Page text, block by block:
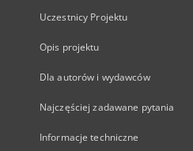
Uczestnicy Projektu
Opis projektu
Dla autorów i wydawców
Najczęściej zadawane pytania
Informacje techniczne